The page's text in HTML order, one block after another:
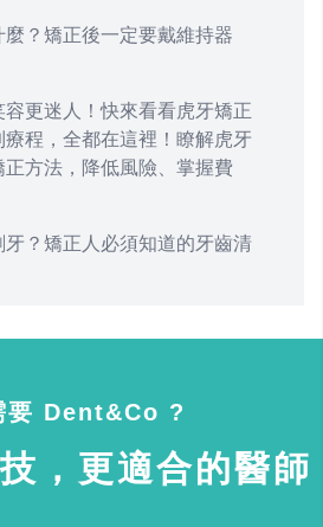
麼？矯正後一定要戴維持器
容更迷人！快來看看虎牙矯正
程，全都在這裡！瞭解虎牙
正方法，降低風險、掌握費
？矯正人必須知道的牙齒清
要 Dent&Co ?
，更適合的醫師